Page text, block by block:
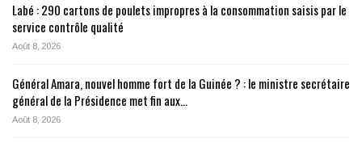
Labé : 290 cartons de poulets impropres à la consommation saisis par le
service contrôle qualité
Août 8, 2026
Général Amara, nouvel homme fort de la Guinée ? : le ministre secrétaire
général de la Présidence met fin aux…
Août 8, 2026